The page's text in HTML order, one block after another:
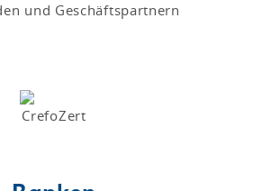
und Geschäftspartnern